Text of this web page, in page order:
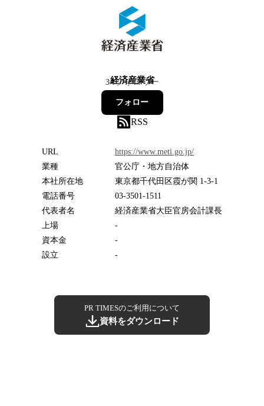
経済産業省
34フォロワー
フォロー
RSS
URL
https://www.meti.go.jp/
業種
官公庁・地方自治体
本社所在地
東京都千代田区霞が関 1‐3‐1
電話番号
03-3501-1511
代表者名
経済産業省大臣官房会計課長
上場
-
資本金
-
設立
-
PR TIMESのご利用について
資料をダウンロード